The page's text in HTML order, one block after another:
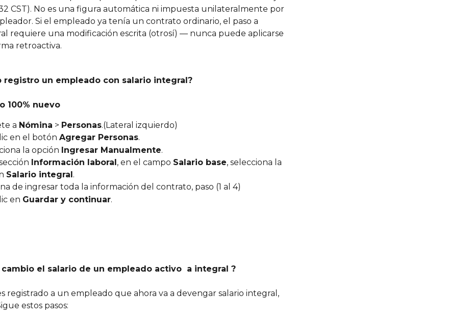
CST). No es una figura automática ni impuesta unilateralmente por
Si el empleado ya tenía un contrato ordinario, el paso a
requiere una modificación escrita (otrosí) — nunca puede aplicarse
retroactiva.
registro un empleado con salario integral?
100% nuevo
a Nómina > Personas.(Lateral izquierdo)
en el botón Agregar Personas.
la opción Ingresar Manualmente.
Información laboral, en el campo Salario base, selecciona la
Salario integral.
de ingresar toda la información del contrato, paso (1 al 4)
en Guardar y continuar.
cambio el salario de un empleado activo  a integral ?
registrado a un empleado que ahora va a devengar salario integral,
estos pasos: